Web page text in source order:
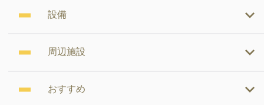
設備
周辺施設
おすすめ